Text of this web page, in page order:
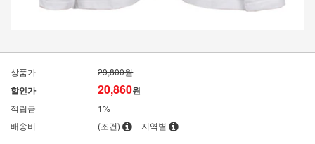
상품가 29,800원
할인가 20,860원
적립금
1%
배송비
(조건) 지역별